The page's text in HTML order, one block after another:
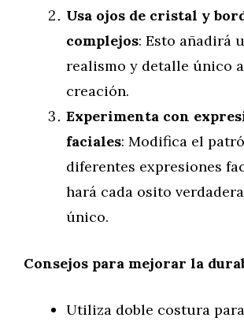
Usa ojos de cristal y
complejos: Esto añadirá
realismo y detalle único
creación.
Experimenta con
faciales: Modifica el
diferentes expresiones
hará cada osito
único.
Consejos para mejorar la
Utiliza doble costura